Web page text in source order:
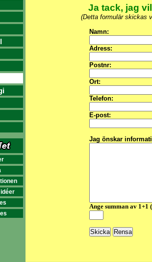
Ja tack, jag
(Detta formulär skickas
Namn:
Adress:
Postnr:
Ort:
Telefon:
E-post:
Jag önskar
Ange summan av 1+1